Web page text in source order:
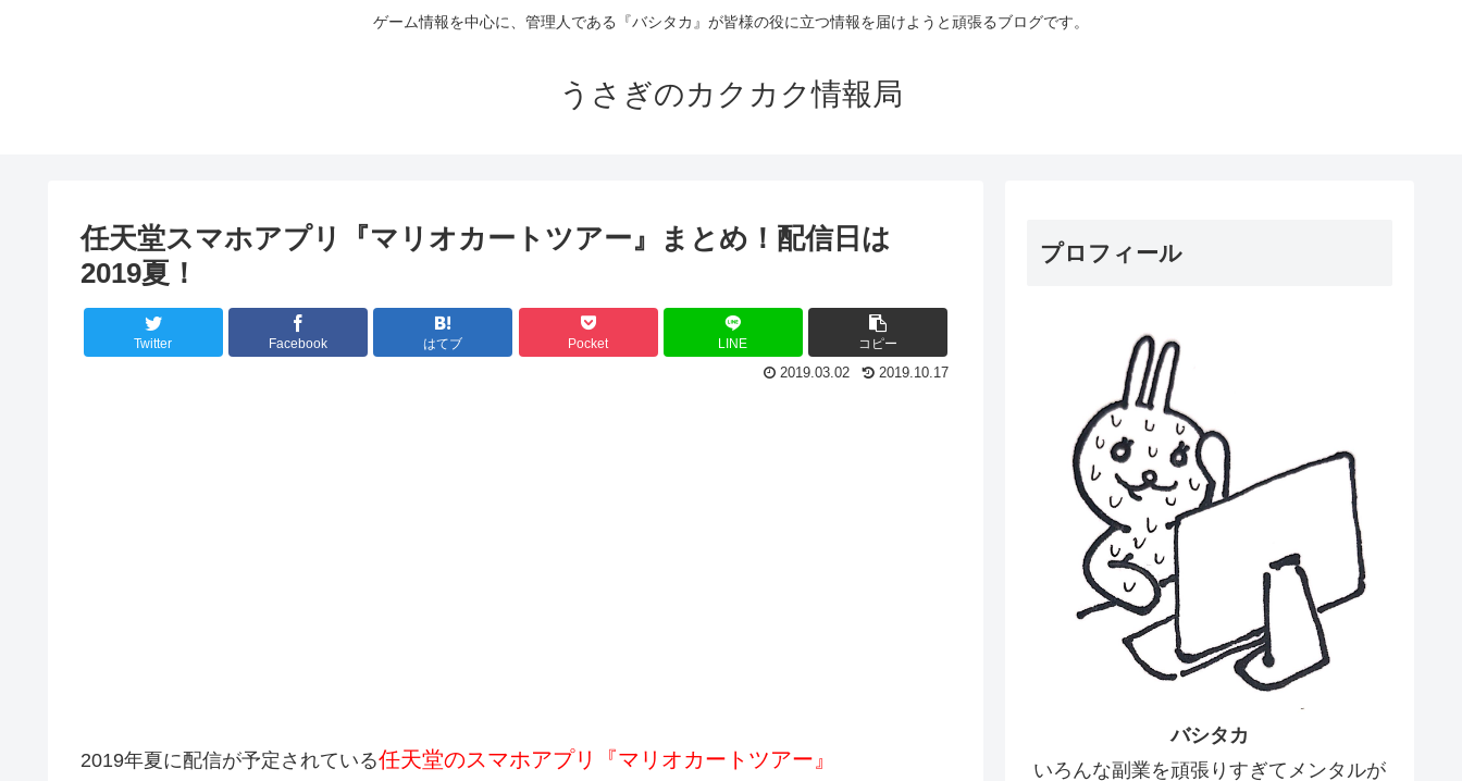
ゲーム情報を中心に、管理人である『バシタカ』が皆様の役に立つ情報を届けようと頑張るブログです。
うさぎのカクカク情報局
任天堂スマホアプリ『マリオカートツアー』まとめ！配信日は
2019夏！
Twitter Facebook はてブ Pocket LINE
コピー
2019.10.17
2019.03.02
2019年夏に配信が予定されている任天堂のスマホアプリ『マリオカートツアー』
プロフィール
バシタカ
いろんな副業を頑張りすぎてメンタルが